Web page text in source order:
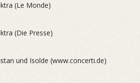
(Le Monde)
(Die Presse)
und Isolde (www.concerti.de)